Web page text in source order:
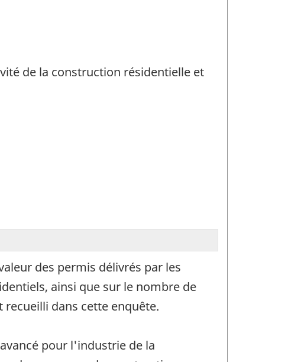
de la construction résidentielle et
des permis délivrés par les
ainsi que sur le nombre de
dans cette enquête.
pour l'industrie de la